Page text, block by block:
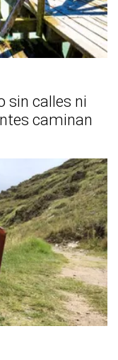
sin calles ni
caminan